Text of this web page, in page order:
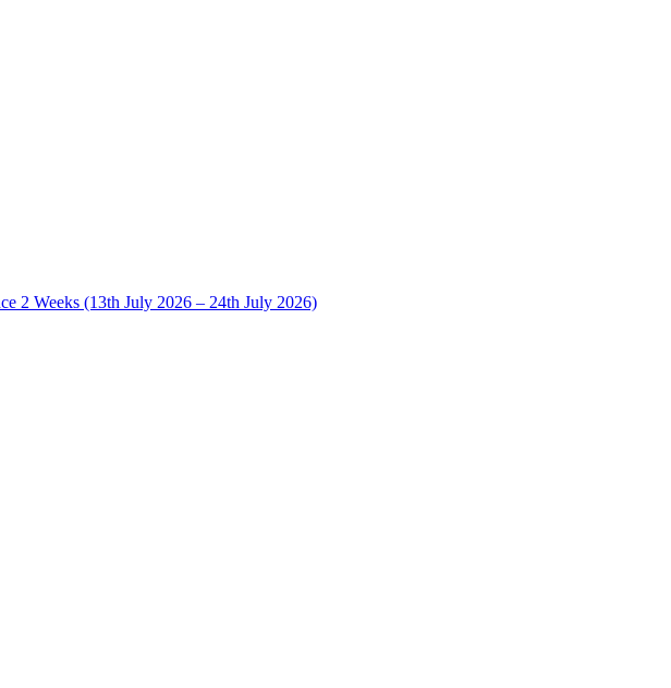
2 Weeks (13th July 2026 – 24th July 2026)